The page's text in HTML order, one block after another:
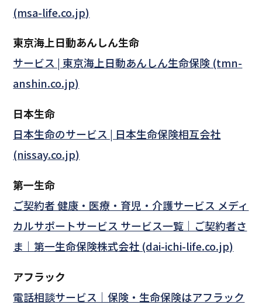
(msa-life.co.jp)
東京海上日動あんしん生命
サービス | 東京海上日動あんしん生命保険 (tmn-
anshin.co.jp)
日本生命
日本生命のサービス | 日本生命保険相互会社
(nissay.co.jp)
第一生命
ご契約者 健康・医療・育児・介護サービス メディ
カルサポートサービス サービス一覧｜ご契約者さ
ま｜第一生命保険株式会社 (dai-ichi-life.co.jp)
アフラック
電話相談サービス｜保険・生命保険はアフラック